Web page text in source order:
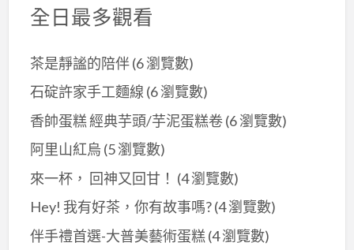
全日最多觀看
茶是靜謐的陪伴(6 瀏覽數)
石碇許家手工麵線 (6 瀏覽數)
香帥蛋糕 經典芋頭/芋泥蛋糕卷(6 瀏覽數)
阿里山紅烏 (5 瀏覽數)
來一杯， 回神又回甘！ (4 瀏覽數)
Hey! 我有好茶，你有故事嗎?(4 瀏覽數)
伴手禮首選-大普美藝術蛋糕(4 瀏覽數)